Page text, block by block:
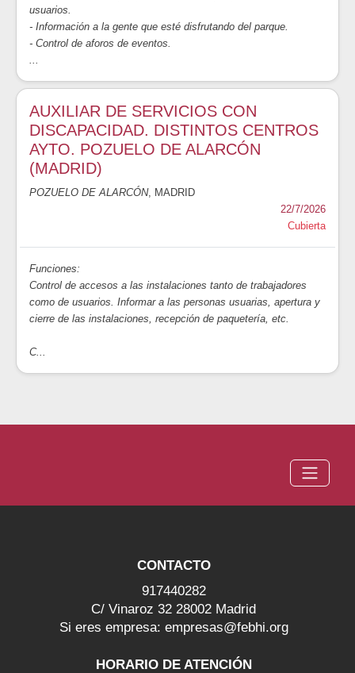
usuarios.
- Información a la gente que esté disfrutando del parque.
- Control de aforos de eventos.
...
AUXILIAR DE SERVICIOS CON
DISCAPACIDAD. DISTINTOS CENTROS
AYTO. POZUELO DE ALARCÓN
(MADRID)
POZUELO DE ALARCÓN, MADRID
22/7/2026
Cubierta
Funciones:
Control de accesos a las instalaciones tanto de trabajadores
como de usuarios. Informar a las personas usuarias, apertura y
cierre de las instalaciones, recepción de paquetería, etc.
C...
CONTACTO
917440282
C/ Vinaroz 32 28002 Madrid
Si eres empresa: empresas@febhi.org
HORARIO DE ATENCIÓN